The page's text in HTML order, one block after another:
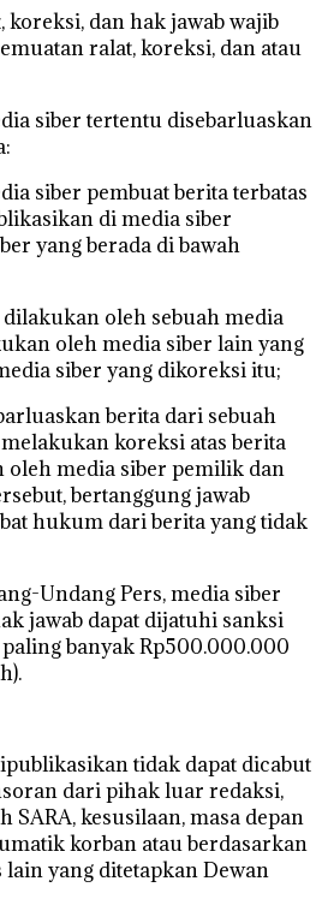
koreksi, dan hak jawab wajib
ralat, koreksi, dan atau
siber tertentu disebarluaskan
siber pembuat berita terbatas
di media siber
yang berada di bawah
oleh sebuah media
oleh media siber lain yang
siber yang dikoreksi itu;
berita dari sebuah
koreksi atas berita
oleh media siber pemilik dan
bertanggung jawab
hukum dari berita yang tidak
Undang Pers, media siber
jawab dapat dijatuhi sanksi
banyak Rp500.000.000
tidak dapat dicabut
dari pihak luar redaksi,
SARA, kesusilaan, masa depan
korban atau berdasarkan
yang ditetapkan Dewan